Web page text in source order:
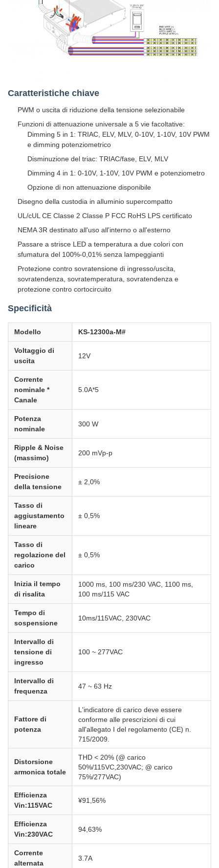
Caratteristiche chiave
PWM o uscita di riduzione della tensione selezionabile
Funzioni di attenuazione universale a 5 vie facoltative:
Dimming 5 in 1: TRIAC, ELV, MLV, 0-10V, 1-10V, 10V PWM
e dimming potenziometrico
Disminuzione del triac: TRIAC/fase, ELV, MLV
Dimming 4 in 1: 0-10V, 1-10V, 10V PWM e potenziometro
Opzione di non attenuazione disponibile
Disegno della custodia in alluminio supercompatto
UL/cUL CE Classe 2 Classe P FCC RoHS LPS certificato
NEMA 3R destinato all'uso all'interno o all'esterno
Passare a strisce LED a temperatura a due colori con
sfumatura del 100%-0,01% senza lampeggianti
Protezione contro sovratensione di ingresso/uscita,
sovratendenza, sovratemperatura, sovratendenza e
protezione contro cortocircuito
Specificità
Modello KS-12300a-M#
Voltaggio di
uscita
12V
Corrente
nominale *
Canale
5.0A*5
Potenza
nominale
300 W
Ripple & Noise
(massimo)
200 mVp-p
Precisione
della tensione
± 2,0%
Tasso di
aggiustamento
lineare
± 0,5%
Tasso di
regolazione del
carico
± 0,5%
Inizia il tempo
di risalita
1000 ms, 100 ms/230 VAC, 1100 ms,
100 ms/115 VAC
Tempo di
sospensione
10ms/115VAC, 230VAC
Intervallo di
tensione di
ingresso
100 ~ 277VAC
Intervallo di
frequenza
47 ~ 63 Hz
Fattore di
potenza
L'indicatore di carico deve essere
conforme alle prescrizioni di cui
all'allegato I del regolamento (CE) n.
715/2009.
Distorsione
armonica totale
THD < 20% (@ carico
50%/115VC,230VAC; @ carico
75%/277VAC)
Efficienza
Vin:115VAC
¥91,56%
Efficienza
Vin:230VAC
94,63%
Corrente
alternata
3.7A